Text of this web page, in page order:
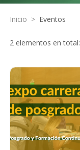
Inicio > Eventos
2 elementos en total: